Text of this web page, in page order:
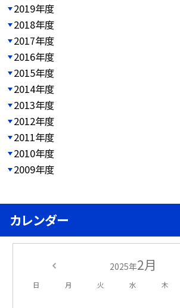
2019年度
2018年度
2017年度
2016年度
2015年度
2014年度
2013年度
2012年度
2011年度
2010年度
2009年度
カレンダー
2025年2月
日 月 火 水 木